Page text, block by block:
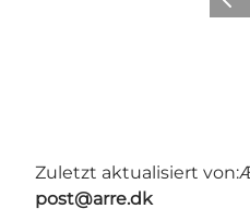
Zuletzt aktualisiert von:
post@arre.dk